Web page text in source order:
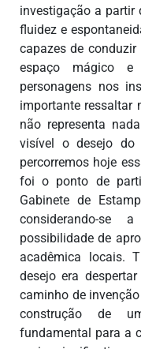
investigação a partir
fluidez e
capazes de
espaço mágico
personagens nos
importante ressaltar
não representa
visível o desejo do
percorremos hoje
foi o ponto de
Gabinete de
considerando-
possibilidade de
acadêmica locais.
desejo era
caminho de
construção de
fundamental para a